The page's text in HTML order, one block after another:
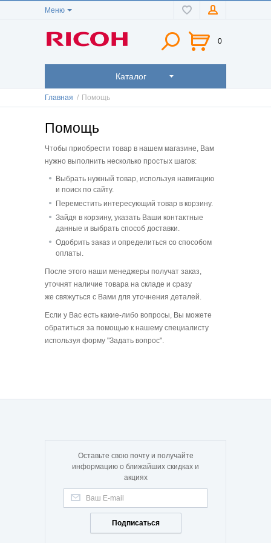
Меню
0
Каталог
Главная / Помощь
Помощь
Чтобы приобрести товар в нашем магазине, Вам
нужно выполнить несколько простых шагов:
Выбрать нужный товар, используя навигацию
и поиск по сайту.
Переместить интересующий товар в корзину.
Зайдя в корзину, указать Ваши контактные
данные и выбрать способ доставки.
Одобрить заказ и определиться со способом
оплаты.
После этого наши менеджеры получат заказ,
уточнят наличие товара на складе и сразу
же свяжуться с Вами для уточнения деталей.
Если у Вас есть какие-либо вопросы, Вы можете
обратиться за помощью к нашему специалисту
используя форму "Задать вопрос".
Оставьте свою почту и получайте
информацию о ближайших скидках и
акциях
Подписаться